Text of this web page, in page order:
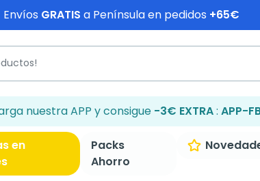
Envíos GRATIS a Península en pedidos +65€
nuestra APP y consigue -3€ EXTRA: APP-
en
Packs
Ahorro